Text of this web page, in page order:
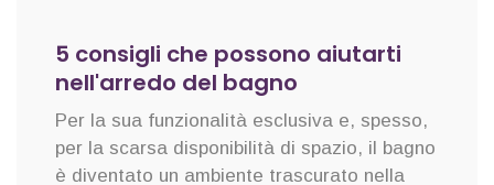
5 consigli che possono aiutarti
nell'arredo del bagno
Per la sua funzionalità esclusiva e, spesso,
per la scarsa disponibilità di spazio, il bagno
è diventato un ambiente trascurato nella